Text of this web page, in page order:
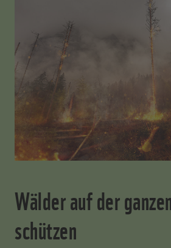
Wälder auf der
schützen